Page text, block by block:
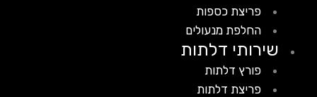
פריצת כספות
החלפת מנעולים
שירותי דלתות
פורץ דלתות
פריצת דלתות